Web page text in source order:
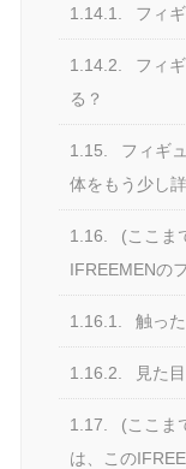
1.14.1. フィ
1.14.2.
フィ
る？
1.15.
フィギ
体をもう少し
1.16.
(ここま
IFREEMENの
1.16.1. 触っ
1.16.2. 見た
1.17.
(ここま
は、この